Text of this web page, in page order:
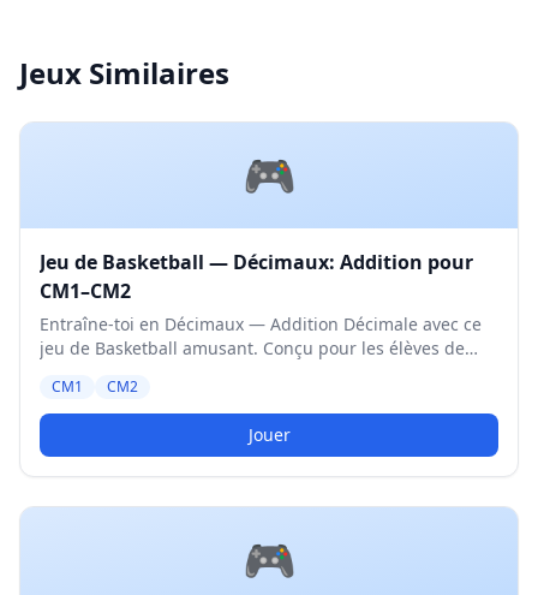
Jeux Similaires
🎮
Jeu de Basketball — Décimaux: Addition pour
CM1–CM2
Entraîne-toi en Décimaux — Addition Décimale avec ce
jeu de Basketball amusant. Conçu pour les élèves de
CM1 CM2
Jouer
🎮